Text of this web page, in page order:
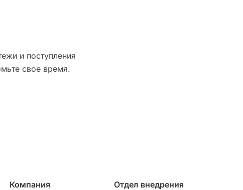
и поступления
свое время.
Компания Отдел внедрения